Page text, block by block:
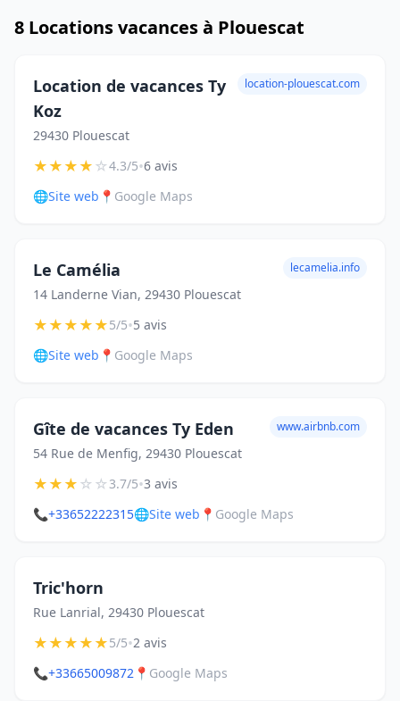
8 Locations vacances à Plouescat
Location de vacances Ty
Koz
29430 Plouescat
location-plouescat.com
★★★★☆4.3/5•6 avis
🌐Site web 📍 Google Maps
Le Camélia
14 Landerne Vian, 29430 Plouescat
lecamelia.info
★★★★★5/5•5 avis
🌐Site web 📍 Google Maps
Gîte de vacances Ty Eden
54 Rue de Menfig, 29430 Plouescat
www.airbnb.com
★★★☆☆3.7/5•3 avis
📞+33652222315🌐Site web 📍 Google Maps
Tric'horn
Rue Lanrial, 29430 Plouescat
★★★★★5/5•2 avis
📞+33665009872 📍 Google Maps